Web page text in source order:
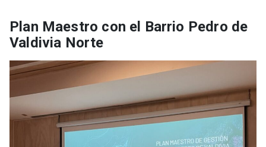
Plan Maestro con el Barrio Pedro de
Valdivia Norte